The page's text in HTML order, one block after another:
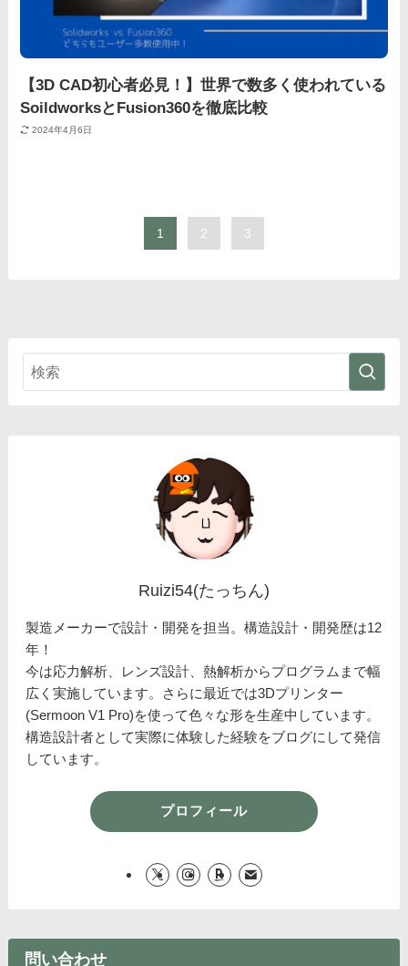
【3D CAD初心者必見！】世界で数多く使われている
SoildworksとFusion360を徹底比較
2024年4月6日
1 2 3
Ruizi54(たっちん)
製造メーカーで設計・開発を担当。構造設計・開発歴は12
年！
今は応力解析、レンズ設計、熱解析からプログラムまで幅
広く実施しています。さらに最近では3Dプリンター
(Sermoon V1 Pro)を使って色々な形を生産中しています。
構造設計者として実際に体験した経験をブログにして発信
しています。
プロフィール
問い合わせ